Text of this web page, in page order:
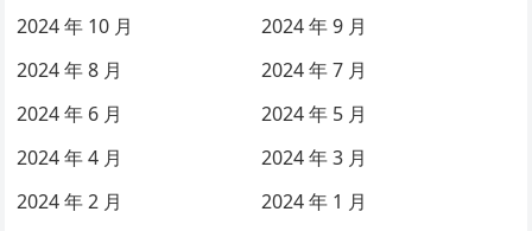
2024 年 10 月
2024 年 9 月
2024 年 8 月
2024 年 7 月
2024 年 6 月
2024 年 5 月
2024 年 4 月
2024 年 3 月
2024 年 2 月
2024 年 1 月